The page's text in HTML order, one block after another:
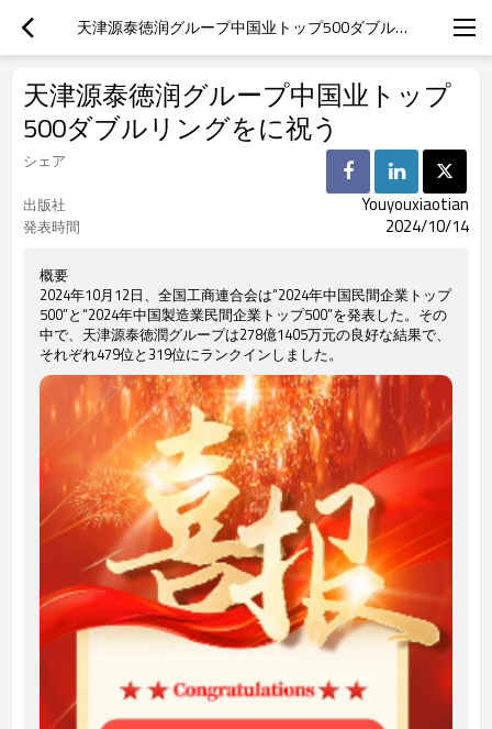
天津源泰徳润グループ中国业トップ500ダブルリングをに祝う
天津源泰徳润グループ中国业トップ
500ダブルリングをに祝う
シェア
出版社
Youyouxiaotian
発表時間 2024/10/14
概要
2024年10月12日、全国工商連合会は“2024年中国民間企業トップ
500”と“2024年中国製造業民間企業トップ500”を発表した。その
中で、天津源泰徳潤グループは278億1405万元の良好な結果で、
それぞれ479位と319位にランクインしました。